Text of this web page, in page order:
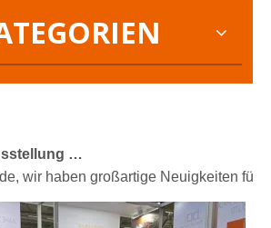
wir haben großartige Neuigkeiten für